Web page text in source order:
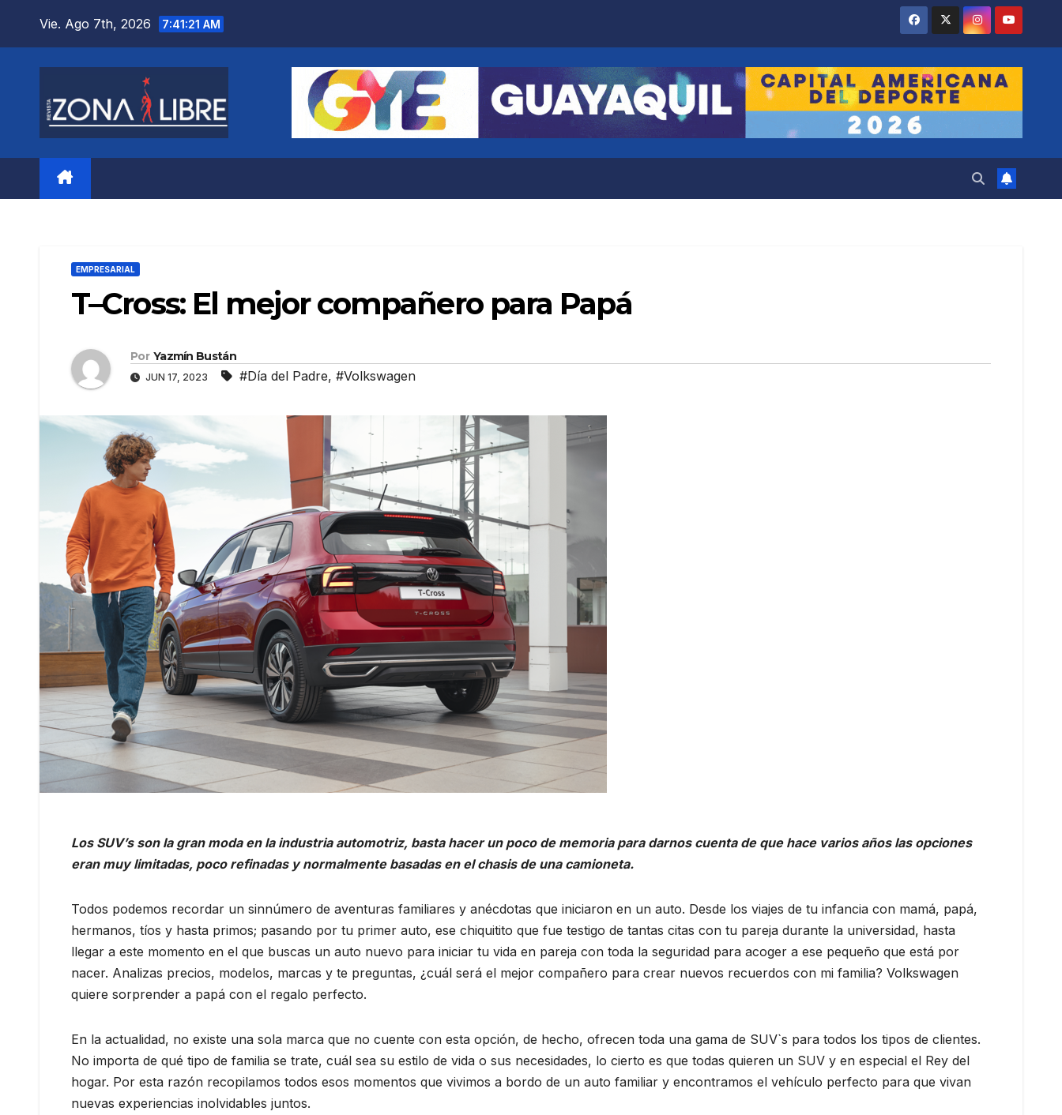
Vie. Ago 7th, 2026 7:41:22 AM
EMPRESARIAL
T–Cross: El mejor compañero para Papá
Por Yazmín Bustán
JUN 17, 2023 #Día del Padre, #Volkswagen
Los SUV’s son la gran moda en la industria automotriz, basta hacer un poco de memoria para darnos cuenta de que hace varios años las opciones
eran muy limitadas, poco refinadas y normalmente basadas en el chasis de una camioneta.
Todos podemos recordar un sinnúmero de aventuras familiares y anécdotas que iniciaron en un auto. Desde los viajes de tu infancia con mamá, papá,
hermanos, tíos y hasta primos; pasando por tu primer auto, ese chiquitito que fue testigo de tantas citas con tu pareja durante la universidad, hasta
llegar a este momento en el que buscas un auto nuevo para iniciar tu vida en pareja con toda la seguridad para acoger a ese pequeño que está por
nacer. Analizas precios, modelos, marcas y te preguntas, ¿cuál será el mejor compañero para crear nuevos recuerdos con mi familia? Volkswagen
quiere sorprender a papá con el regalo perfecto.
En la actualidad, no existe una sola marca que no cuente con esta opción, de hecho, ofrecen toda una gama de SUV`s para todos los tipos de clientes.
No importa de qué tipo de familia se trate, cuál sea su estilo de vida o sus necesidades, lo cierto es que todas quieren un SUV y en especial el Rey del
hogar. Por esta razón recopilamos todos esos momentos que vivimos a bordo de un auto familiar y encontramos el vehículo perfecto para que vivan
nuevas experiencias inolvidables juntos.